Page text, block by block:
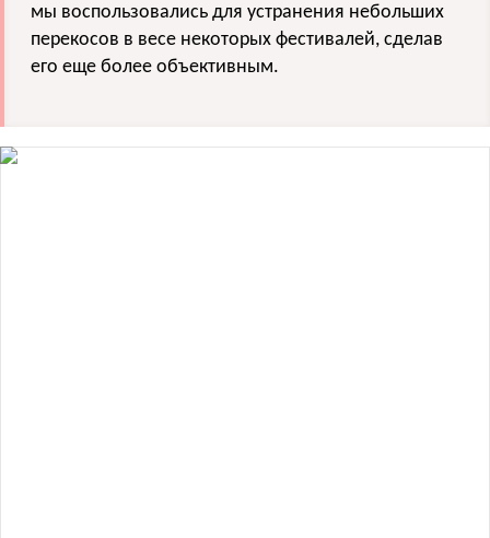
мы воспользовались для устранения небольших
перекосов в весе некоторых фестивалей, сделав
его еще более объективным.